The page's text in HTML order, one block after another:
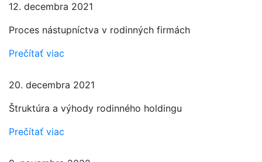
12. decembra 2021
Proces nástupníctva v rodinných firmách
Prečítať viac
20. decembra 2021
Štruktúra a výhody rodinného holdingu
Prečítať viac